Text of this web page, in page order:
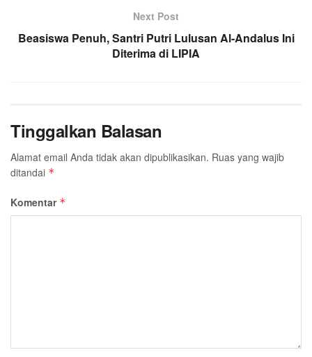
Next Post
Beasiswa Penuh, Santri Putri Lulusan Al-Andalus Ini
Diterima di LIPIA
Tinggalkan Balasan
Alamat email Anda tidak akan dipublikasikan. Ruas yang wajib
ditandai *
Komentar *